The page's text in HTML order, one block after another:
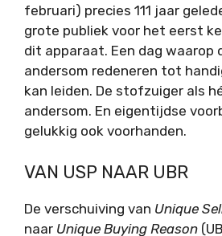
februari) precies 111 jaar
grote publiek voor het eerst
dit apparaat. Een dag waarop
andersom redeneren tot
kan leiden. De stofzuiger als
andersom. En eigentijdse
gelukkig ook voorhanden.
VAN USP NAAR UBR
De verschuiving van Unique
naar Unique Buying Reason